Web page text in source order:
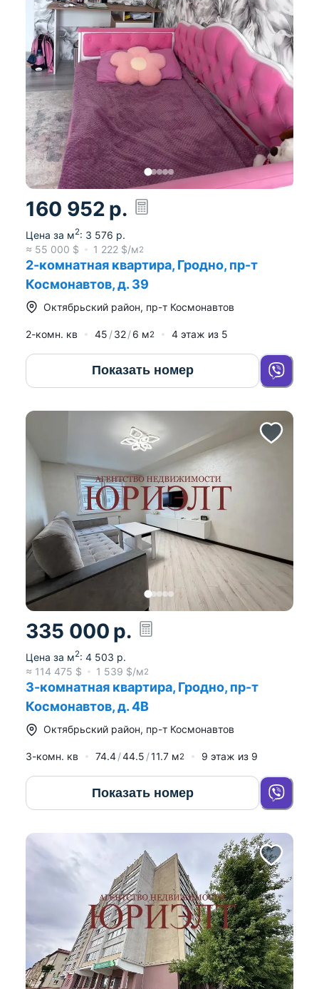
160 952 р.
Цена за м2: 3 576 р.
≈ 55 000 $ 1 222 $/м2
2-комнатная квартира, Гродно, пр-т
Космонавтов, д. 39
Октябрьский район, пр-т Космонавтов
2-комн. кв 45 32 6 м2 4 этаж из 5
Показать номер
335 000 р.
Цена за м2: 4 503 р.
≈ 114 475 $ 1 539 $/м2
3-комнатная квартира, Гродно, пр-т
Космонавтов, д. 4В
Октябрьский район, пр-т Космонавтов
3-комн. кв 74.4 44.5 11.7 м2 9 этаж из 9
Показать номер